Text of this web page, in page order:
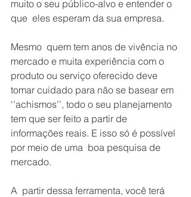
muito o seu público-alvo e entender o
que  eles esperam da sua empresa.
Mesmo  quem tem anos de vivência no
mercado e muita experiência com o
produto ou serviço oferecido deve
tomar cuidado para não se basear em
‘’achismos’’, todo o seu planejamento
tem que ser feito a partir de
informações reais. E isso só é possível
por meio de uma  boa pesquisa de
mercado.
A  partir dessa ferramenta, você terá